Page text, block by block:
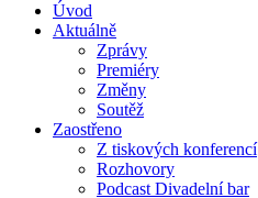
Úvod
Aktuálně
Zprávy
Premiéry
Změny
Soutěž
Zaostřeno
Z tiskových konferencí
Rozhovory
Podcast Divadelní bar